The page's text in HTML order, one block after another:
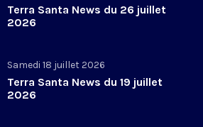
Terra Santa News du 26 juillet
2026
Samedi 18 juillet 2026
Terra Santa News du 19 juillet
2026